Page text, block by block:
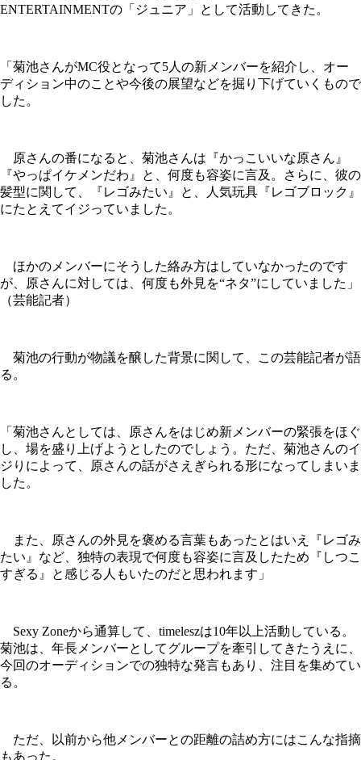
ENTERTAINMENTの「ジュニア」として活動してきた。
「菊池さんがMC役となって5人の新メンバーを紹介し、オー
ディション中のことや今後の展望などを掘り下げていくもので
した。
原さんの番になると、菊池さんは『かっこいいな原さん』
『やっぱイケメンだわ』と、何度も容姿に言及。さらに、彼の
髪型に関して、『レゴみたい』と、人気玩具『レゴブロック』
にたとえてイジっていました。
ほかのメンバーにそうした絡み方はしていなかったのです
が、原さんに対しては、何度も外見を“ネタ”にしていました」
（芸能記者）
菊池の行動が物議を醸した背景に関して、この芸能記者が語
る。
「菊池さんとしては、原さんをはじめ新メンバーの緊張をほぐ
し、場を盛り上げようとしたのでしょう。ただ、菊池さんのイ
ジりによって、原さんの話がさえぎられる形になってしまいま
した。
また、原さんの外見を褒める言葉もあったとはいえ『レゴみ
たい』など、独特の表現で何度も容姿に言及したため『しつこ
すぎる』と感じる人もいたのだと思われます」
Sexy Zoneから通算して、timeleszは10年以上活動している。
菊池は、年長メンバーとしてグループを牽引してきたうえに、
今回のオーディションでの独特な発言もあり、注目を集めてい
る。
ただ、以前から他メンバーとの距離の詰め方にはこんな指摘
もあった。